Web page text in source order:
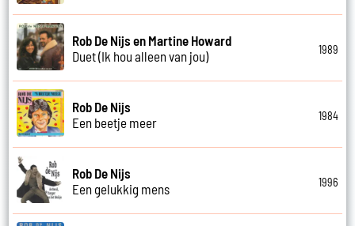
Rob De Nijs en Martine Howard
Duet (Ik hou alleen van jou)
1989
Rob De Nijs
Een beetje meer
1984
Rob De Nijs
Een gelukkig mens
1996